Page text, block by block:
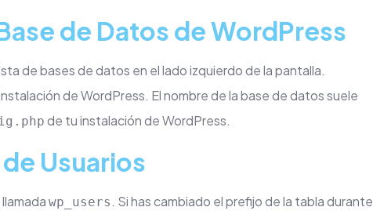
de Datos de WordPress
de bases de datos en el lado izquierdo de la pantalla.
de WordPress. El nombre de la base de datos suele
de tu instalación de WordPress.
Usuarios
wp_users. Si has cambiado el prefijo de la tabla durante